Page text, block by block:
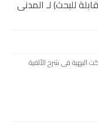
للبحث) لـ المدنى
البهية فى شرح الألفية